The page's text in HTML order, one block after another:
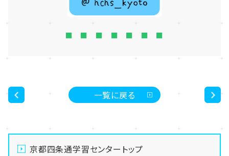
■ ■ ■ ■ ■ ■ ■
一覧に戻る
京都四条通学習センタートップ